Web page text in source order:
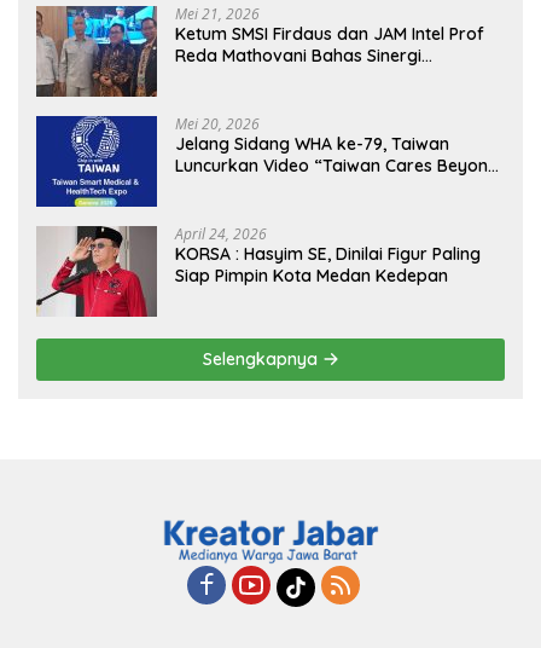
Mei 21, 2026
Ketum SMSI Firdaus dan JAM Intel Prof
Reda Mathovani Bahas Sinergi
MBG, Perkuat Pengawasan Program
Pemerintah
Mei 20, 2026
Jelang Sidang WHA ke-79, Taiwan
Luncurkan Video “Taiwan Cares Beyond
April 24, 2026
KORSA : Hasyim SE, Dinilai Figur Paling
Siap Pimpin Kota Medan Kedepan
Selengkapnya